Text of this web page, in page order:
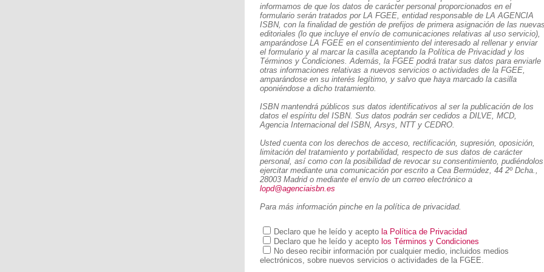
informamos de que los datos de carácter personal proporcionados en el
formulario serán tratados por LA FGEE, entidad responsable de LA AGENCIA
ISBN, con la finalidad de gestión de prefijos de primera asignación de las
editoriales (lo que incluye el envío de comunicaciones relativas al uso servicio),
amparándose LA FGEE en el consentimiento del interesado al rellenar y enviar
el formulario y al marcar la casilla aceptando la Política de Privacidad y los
Términos y Condiciones. Además, la FGEE podrá tratar sus datos para enviarle
otras informaciones relativas a nuevos servicios o actividades de la FGEE,
amparándose en su interés legítimo, y salvo que haya marcado la casilla
oponiéndose a dicho tratamiento.
ISBN mantendrá públicos sus datos identificativos al ser la publicación de los
datos el espíritu del ISBN. Sus datos podrán ser cedidos a DILVE, MCD,
Agencia Internacional del ISBN, Arsys, NTT y CEDRO.
Usted cuenta con los derechos de acceso, rectificación, supresión, oposición,
limitación del tratamiento y portabilidad, respecto de sus datos de carácter
personal, así como con la posibilidad de revocar su consentimiento, pudiéndolos
ejercitar mediante una comunicación por escrito a Cea Bermúdez, 44 2º Dcha.,
28003 Madrid o mediante el envío de un correo electrónico a
lopd@agenciaisbn.es
Para más información pinche en la política de privacidad.
Declaro que he leído y aceptola Política de Privacidad
Declaro que he leído y aceptolos Términos y Condiciones
No deseo recibir información por cualquier medio, incluidos medios
electrónicos, sobre nuevos servicios o actividades de la FGEE.